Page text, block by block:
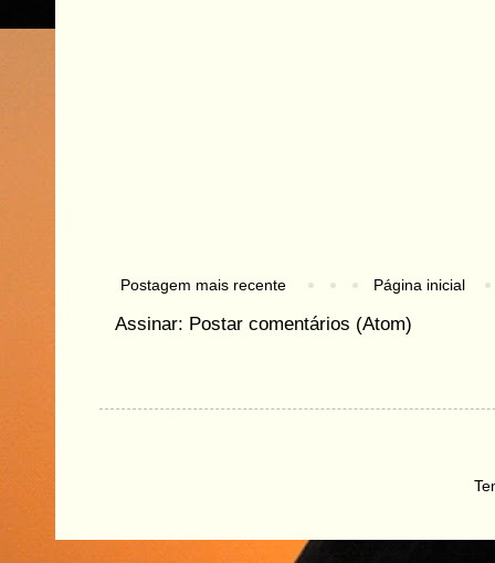
Postagem mais recente Página inicial
Assinar: Postar comentários (Atom)